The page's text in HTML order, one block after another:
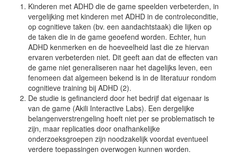
Kinderen met ADHD die de game speelden verbeterden, in
vergelijking met kinderen met ADHD in de controleconditie,
op cognitieve taken (bv. een aandachtstaak) die lijken op
de taken die in de game geoefend worden. Echter, hun
ADHD kenmerken en de hoeveelheid last die ze hiervan
ervaren verbeterden niet. Dit geeft aan dat de effecten van
de game niet generaliseren naar het dagelijks leven, een
fenomeen dat algemeen bekend is in de literatuur rondom
cognitieve training bij ADHD (2).
De studie is gefinancierd door het bedrijf dat eigenaar is
van de game (Akili Interactive Labs). Een dergelijke
belangenverstrengeling hoeft niet per se problematisch te
zijn, maar replicaties door onafhankelijke
onderzoeksgroepen zijn noodzakelijk voordat eventueel
verdere toepassingen overwogen kunnen worden.